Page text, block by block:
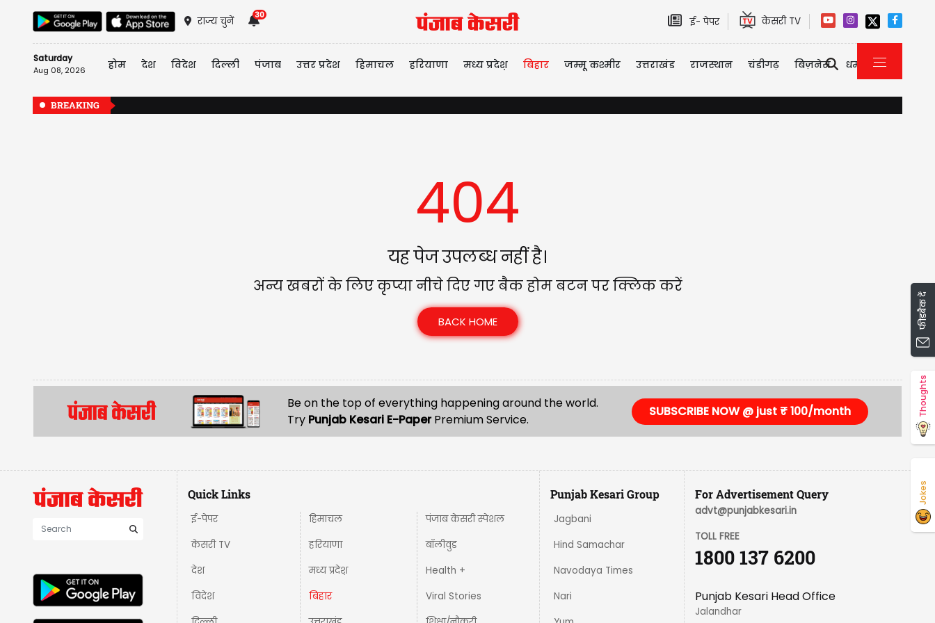
राज्य चुनें
30
ई- पेपर केसरी TV
Saturday
Aug 08, 2026 होम देश विदेश दिल्ली पंजाब उत्तर प्रदेश हिमाचल हरियाणा मध्य प्रदेश़ बिहार जम्मू कश्मीर उत्तराखंड राजस्थान चंडीगढ़ बिज़नेस धर्म
BREAKING
404
यह पेज उपलब्ध नहीं है।
अन्य खबरों के लिए कृप्या नीचे दिए गए बैक होम बटन पर क्लिक करें
BACK HOME
Be on the top of everything happening around the world.
Try Punjab Kesari E-PaperPremium Service.
SUBSCRIBE NOW @ just ₹ 100/month
Quick Links
ई-पेपर
केसरी TV
देश
विदेश
हिमाचल
हरियाणा
मध्य प्रदेश़
बिहार
पंजाब केसरी स्पेशल
बॉलीवुड
Health +
Viral Stories
Punjab Kesari Group
Jagbani
Hind Samachar
Navodaya Times
Nari
For Advertisement Query
advt@punjabkesari.in
TOLL FREE
1800 137 6200
Punjab Kesari Head Office
Jalandhar
फीडबैक दें
Thoughts
Jokes